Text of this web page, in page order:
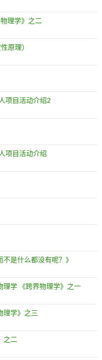
理学》之二
原理）
项目活动介绍2
项目活动介绍
是什么都没有呢？》
理学 《跨界物理学》之一
理学》之三
之二